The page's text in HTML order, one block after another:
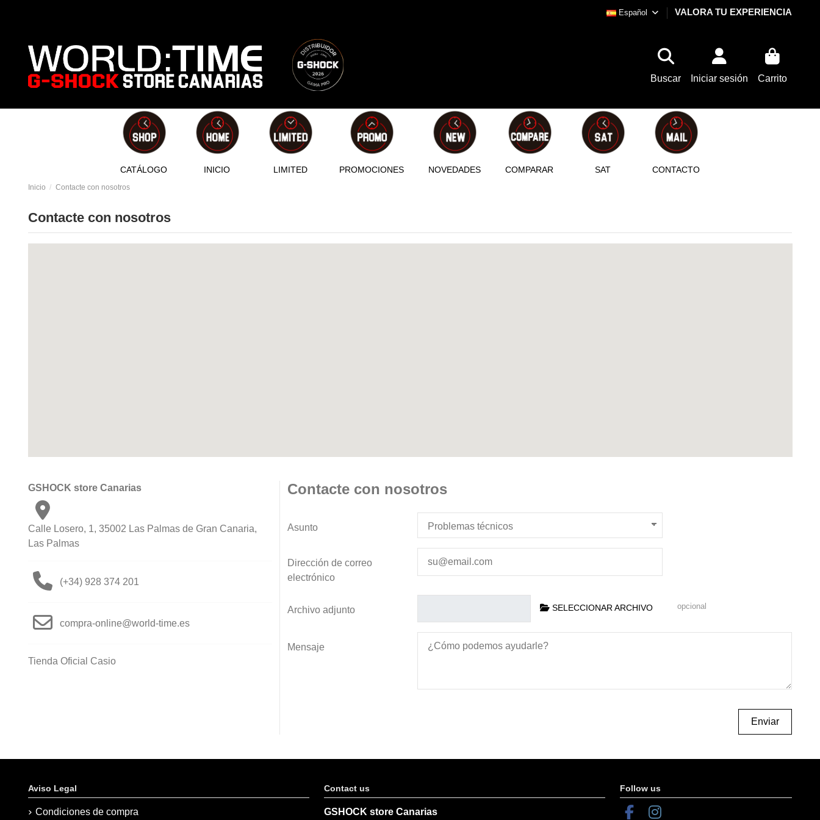
Español VALORA TU EXPERIENCIA
Buscar Iniciar sesión Carrito
CATÁLOGO INICIO LIMITED PROMOCIONES NOVEDADES COMPARAR SAT CONTACTO
Inicio Contacte con nosotros
Contacte con nosotros
GSHOCK store Canarias
Calle Losero, 1, 35002 Las Palmas de Gran Canaria,
Las Palmas
(+34) 928 374 201
compra-online@world-time.es
Tienda Oficial Casio
Contacte con nosotros
Asunto
Dirección de correo
electrónico
Archivo adjunto SELECCIONAR ARCHIVO opcional
Mensaje
Aviso Legal
Condiciones de compra
Contact us
GSHOCK store Canarias
Follow us